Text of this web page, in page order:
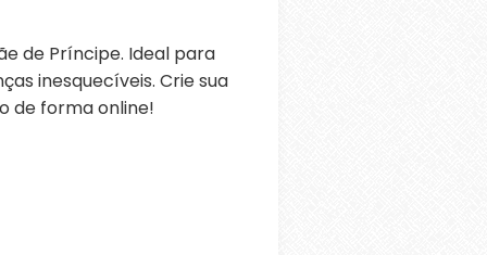
de Príncipe. Ideal para
inesquecíveis. Crie sua
de forma online!